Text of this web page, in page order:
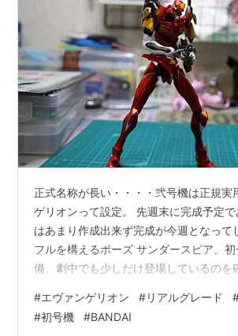
正式名称が長い・・・・弐号機は正規実
ゲリオンって設定。 先週末に完成予定
はあまり作成出来ず完成が今週となって
フルを構えるポーズ サンダースピア。
備。劇中でも少しだけ登場しているのを
最後は初号機とのツーショット。2台の
が並ぶとカッコいい。 さて、次は零号機
#エヴァンゲリオン #リアルグレード
#初号機 #BANDAI